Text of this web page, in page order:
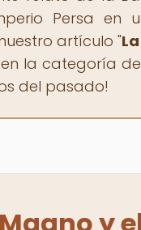
Persa en
artículo "
la categoría de
del pasado!